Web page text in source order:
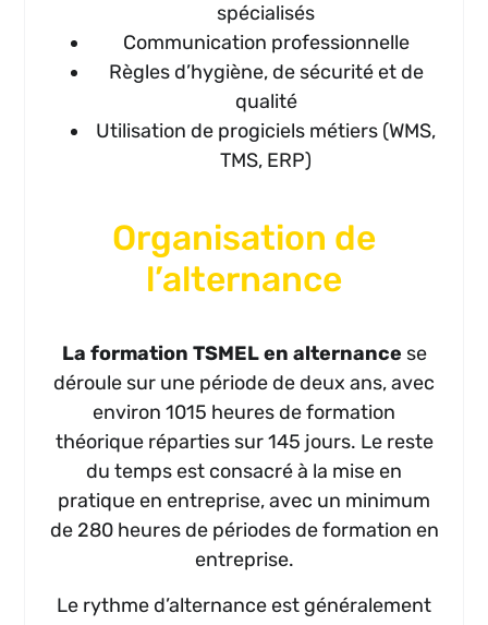
spécialisés
Communication professionnelle
Règles d’hygiène, de sécurité et de
qualité
Utilisation de progiciels métiers (WMS,
TMS, ERP)
Organisation de
l’alternance
La formation TSMEL en alternance se
déroule sur une période de deux ans, avec
environ 1015 heures de formation
théorique réparties sur 145 jours. Le reste
du temps est consacré à la mise en
pratique en entreprise, avec un minimum
de 280 heures de périodes de formation en
entreprise.
Le rythme d’alternance est généralement